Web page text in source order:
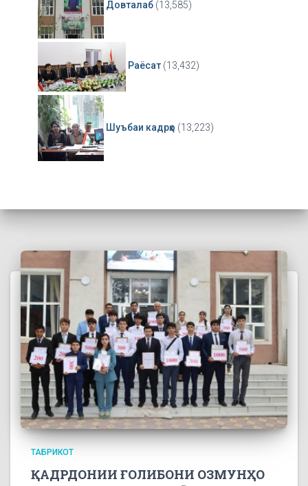
Довталаб (13,585)
Раёсат (13,432)
Шуъбаи кадрҳо (13,223)
ТАБРИКОТ
ҚАДРДОНИИ ҒОЛИБОНИ ОЗМУНҲО